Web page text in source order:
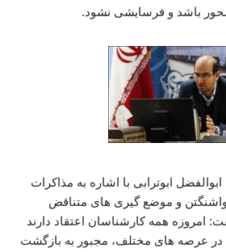
محور باشد و فرسایشی نشود.
ابوترابی با اشاره به مذاکرات
واشنگتن و موضع گیری های متناقض
امروزه همه کارشناسان اعتقاد دارند
عرصه های مختلف، مجبور به بازگشت